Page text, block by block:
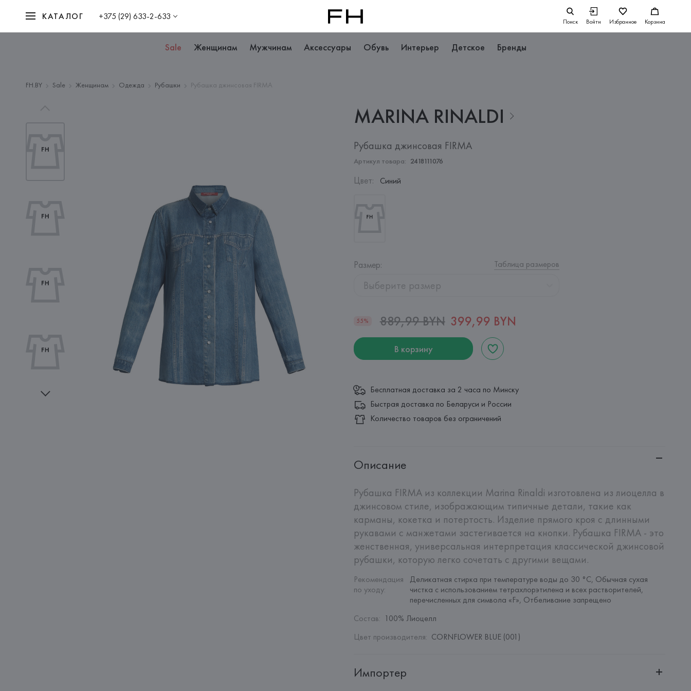
КАТАЛОГ +375 (29) 633-2-633 Поиск Войти Избранное Корзина
Sale Женщинам Мужчинам Аксессуары Обувь Интерьер Детское Бренды
FH.BY Sale Женщинам Одежда Рубашки Рубашка джинсовая FIRMA
MARINA RINALDI
Рубашка джинсовая FIRMA
Артикул товара: 2418111076
Цвет: Синий
Размер: Таблица размеров
Выберите размер
55% 889,99 BYN 399,99 BYN
В корзину
Бесплатная доставка за 2 часа по Минску
Быстрая доставка по Беларуси и России
Количество товаров без ограничений
Описание
Рубашка FIRMA из коллекции Marina Rinaldi изготовлена из лиоцелла в
джинсовом стиле, изображающим типичные детали, такие как
карманы, кокетка и потертость. Изделие прямого кроя с длинными
рукавами с манжетами застегивается на кнопки. Рубашка FIRMA - это
женственная, универсальная интерпретация классической джинсовой
рубашки, которую легко сочетать с другими вещами.
Рекомендация
по уходу:
Деликатная стирка при температуре воды до 30 °C, Обычная сухая
чистка с использованием тетрахлорэтилена и всех растворителей,
перечисленных для символа «F», Отбеливание запрещено
Состав: 100% Лиоцелл
Цвет производителя: CORNFLOWER BLUE (001)
Импортер